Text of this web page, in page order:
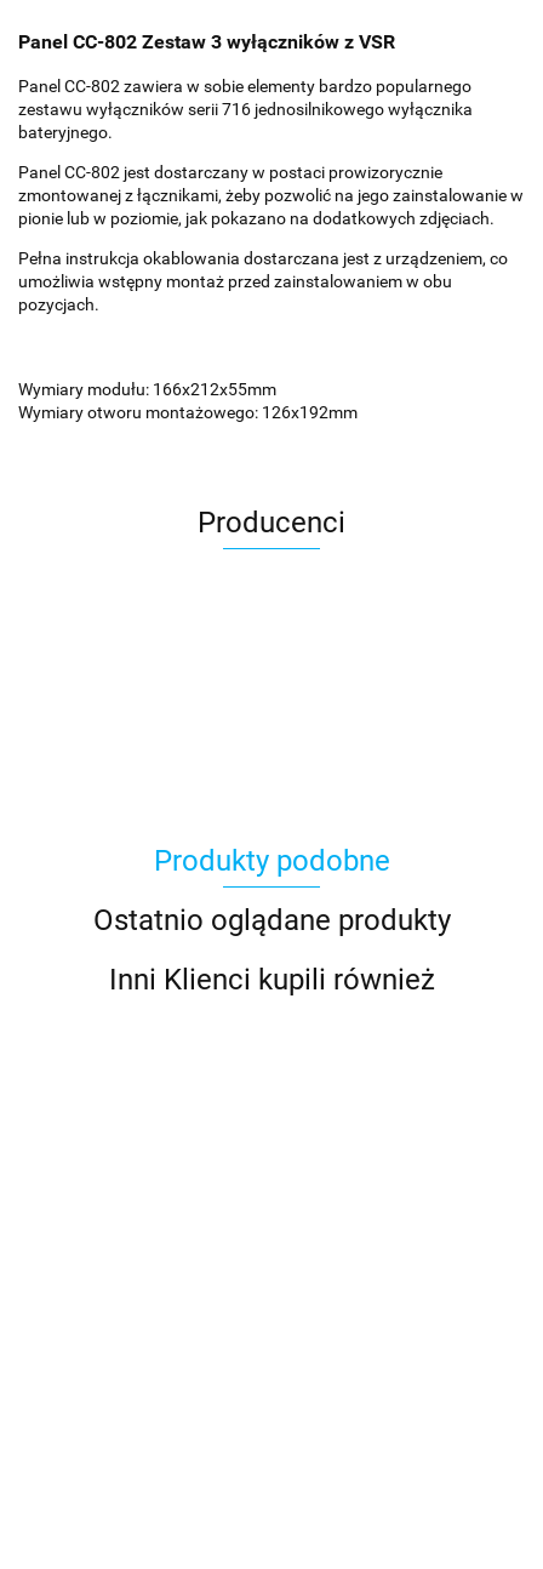
Panel CC-802 Zestaw 3 wyłączników z VSR
Panel CC-802 zawiera w sobie elementy bardzo popularnego
zestawu wyłączników serii 716 jednosilnikowego wyłącznika
bateryjnego.
Panel CC-802 jest dostarczany w postaci prowizorycznie
zmontowanej z łącznikami, żeby pozwolić na jego zainstalowanie w
pionie lub w poziomie, jak pokazano na dodatkowych zdjęciach.
Pełna instrukcja okablowania dostarczana jest z urządzeniem, co
umożliwia wstępny montaż przed zainstalowaniem w obu
pozycjach.
Wymiary modułu: 166x212x55mm
Wymiary otworu montażowego: 126x192mm
Producenci
Produkty podobne
Ostatnio oglądane produkty
Inni Klienci kupili również